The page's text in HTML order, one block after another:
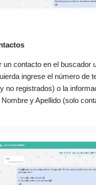
un contacto en el buscador
ingrese el número de
no registrados) o la
y Apellido (solo